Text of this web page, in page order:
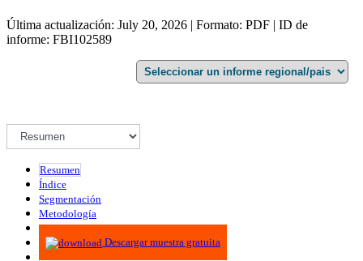
Última actualización: July 20, 2026 | Formato: PDF | ID de
informe: FBI102589
Resumen
Índice
Segmentación
Metodología
Infografías
Descargar muestra gratuita